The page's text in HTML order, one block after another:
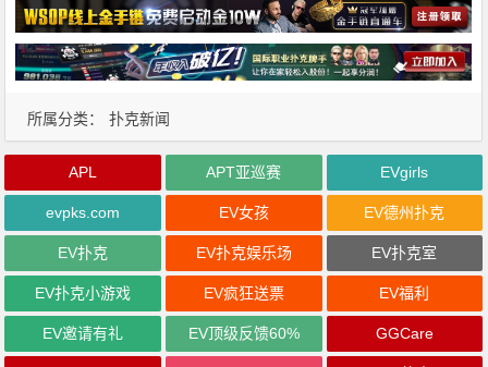
所属分类： 扑克新闻
APL APT亚巡赛 EVgirls
evpks.com EV女孩 EV德州扑克
EV扑克 EV扑克娱乐场 EV扑克室
EV扑克小游戏 EV疯狂送票 EV福利
EV邀请有礼 EV顶级反馈60% GGCare